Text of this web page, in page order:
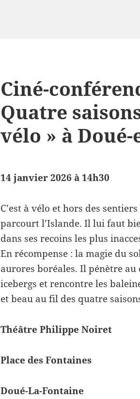
Ciné-
Quatre
vélo » à
14 janvier 2026 à 14h30
C’est à vélo et hors des
parcourt l’Islande. Il lui faut
dans ses recoins les plus
En récompense : la magie du
aurores boréales. Il pénètre
icebergs et rencontre les
et beau au fil des quatre
Théâtre Philippe Noiret
Place des Fontaines
Doué-La-Fontaine